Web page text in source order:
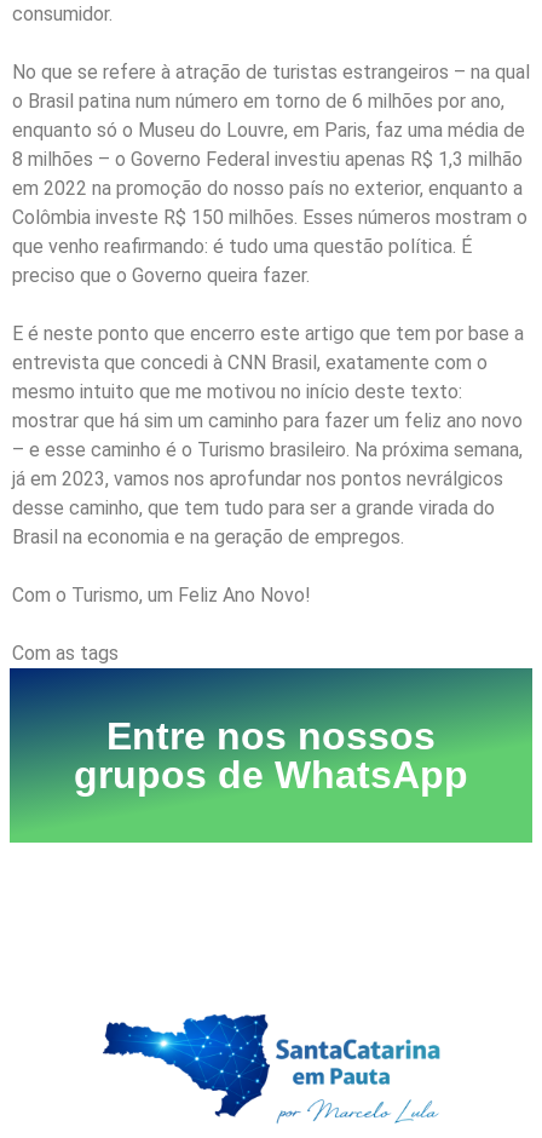
consumidor.
No que se refere à atração de turistas estrangeiros – na qual
o Brasil patina num número em torno de 6 milhões por ano,
enquanto só o Museu do Louvre, em Paris, faz uma média de
8 milhões – o Governo Federal investiu apenas R$ 1,3 milhão
em 2022 na promoção do nosso país no exterior, enquanto a
Colômbia investe R$ 150 milhões. Esses números mostram o
que venho reafirmando: é tudo uma questão política. É
preciso que o Governo queira fazer.
E é neste ponto que encerro este artigo que tem por base a
entrevista que concedi à CNN Brasil, exatamente com o
mesmo intuito que me motivou no início deste texto:
mostrar que há sim um caminho para fazer um feliz ano novo
– e esse caminho é o Turismo brasileiro. Na próxima semana,
já em 2023, vamos nos aprofundar nos pontos nevrálgicos
desse caminho, que tem tudo para ser a grande virada do
Brasil na economia e na geração de empregos.
Com o Turismo, um Feliz Ano Novo!
Com as tags
Entre nos nossos
grupos de WhatsApp